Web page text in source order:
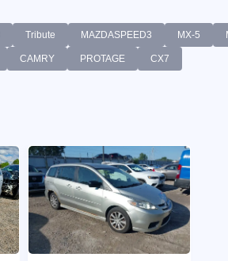
Tribute MAZDASPEED3 MX-5
CAMRY PROTAGE CX7